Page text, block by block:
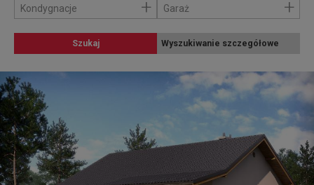
Kondygnacje + Garaż +
Szukaj Wyszukiwanie szczegółowe